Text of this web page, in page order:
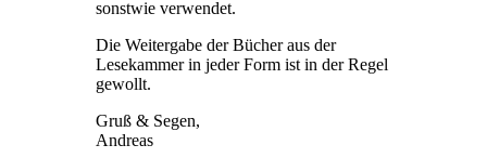
sonstwie verwendet.
Die Weitergabe der Bücher aus der
Lesekammer in jeder Form ist in der Regel
gewollt.
Gruß & Segen,
Andreas